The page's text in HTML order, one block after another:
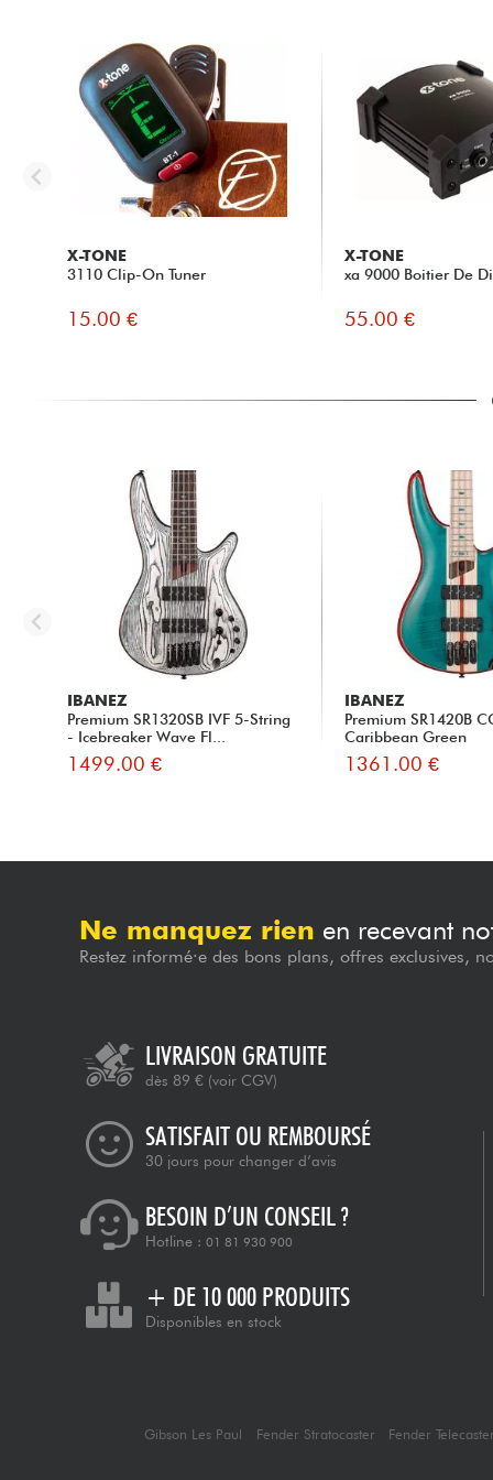
X-TONE
3110 Clip-On Tuner
15.00 €
X-TONE
xa 9000 Boitier De
55.00 €
IBANEZ
Premium SR1320SB IVF 5-String
- Icebreaker Wave Fl...
1499.00 €
IBANEZ
Premium SR1420B
Caribbean Green
1361.00 €
Ne manquez rien en recevant
Restez informé·e des bons plans, offres exclusives,
LIVRAISON GRATUITE
dès 89 € (voir CGV)
SATISFAIT OU REMBOURSÉ
30 jours pour changer d’avis
BESOIN D’UN CONSEIL ?
Hotline : 01 81 930 900
+ DE 10 000 PRODUITS
Disponibles en stock
Gibson Les Paul Fender Stratocaster Fender Telecaster